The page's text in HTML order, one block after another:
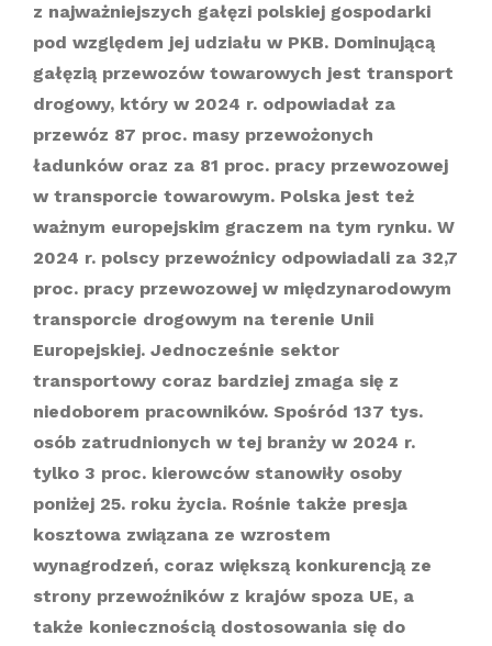
z najważniejszych gałęzi polskiej gospodarki
pod względem jej udziału w PKB. Dominującą
gałęzią przewozów towarowych jest transport
drogowy, który w 2024 r. odpowiadał za
przewóz 87 proc. masy przewożonych
ładunków oraz za 81 proc. pracy przewozowej
w transporcie towarowym. Polska jest też
ważnym europejskim graczem na tym rynku. W
2024 r. polscy przewoźnicy odpowiadali za 32,7
proc. pracy przewozowej w międzynarodowym
transporcie drogowym na terenie Unii
Europejskiej. Jednocześnie sektor
transportowy coraz bardziej zmaga się z
niedoborem pracowników. Spośród 137 tys.
osób zatrudnionych w tej branży w 2024 r.
tylko 3 proc. kierowców stanowiły osoby
poniżej 25. roku życia. Rośnie także presja
kosztowa związana ze wzrostem
wynagrodzeń, coraz większą konkurencją ze
strony przewoźników z krajów spoza UE, a
także koniecznością dostosowania się do